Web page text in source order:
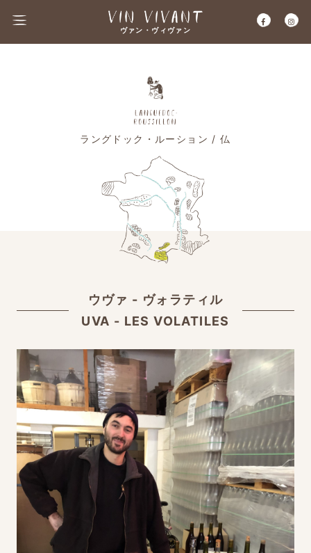
ヴァン・ヴィヴァン
ラングドック・ルーション / 仏
ウヴァ - ヴォラティル
UVA - LES VOLATILES